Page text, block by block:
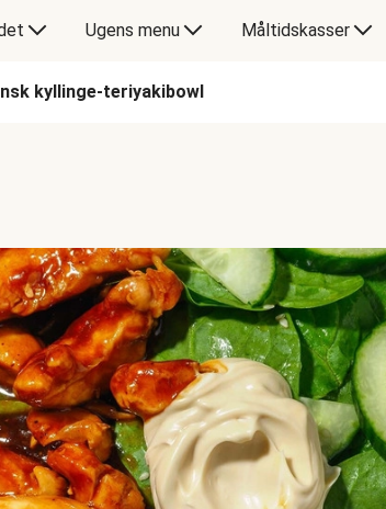
Ugens menu Måltidskasser
kyllinge-teriyakibowl